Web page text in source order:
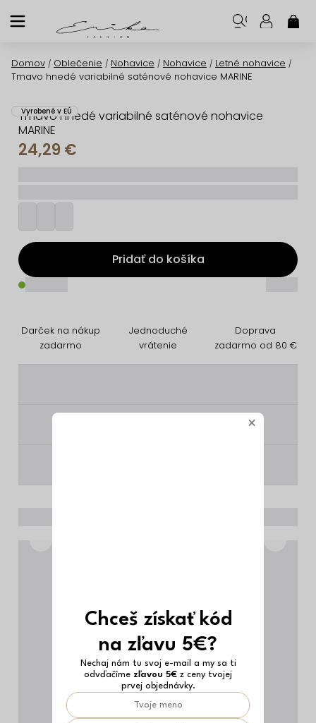
na
Domov / Oblečenie / Nohavice / Nohavice / Letné nohavice /
Tmavo hnedé variabilné saténové nohavice MARINE
Tmavo hnedé variabilné saténové nohavice
MARINE
Vyrobené v EÚ
24,29 €
Pridať do košíka
Darček na nákup
zadarmo
Jednoduché
vrátenie
Doprava
zadarmo od 80 €
×
Chceš získať kód
na zľavu 5€?
Nechaj nám tu svoj e-mail a my sa ti
odvďačíme zľavou 5€ z ceny tvojej
prvej objednávky.